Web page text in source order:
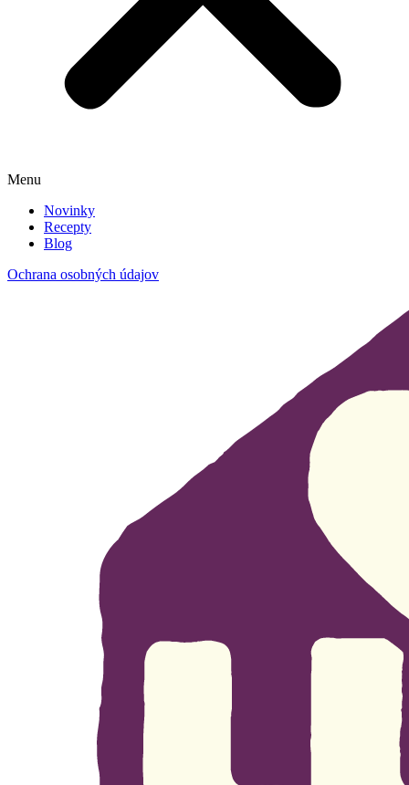
Menu
Novinky
Recepty
Blog
Ochrana osobných údajov